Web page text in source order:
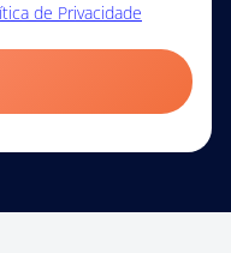
de Privacidade